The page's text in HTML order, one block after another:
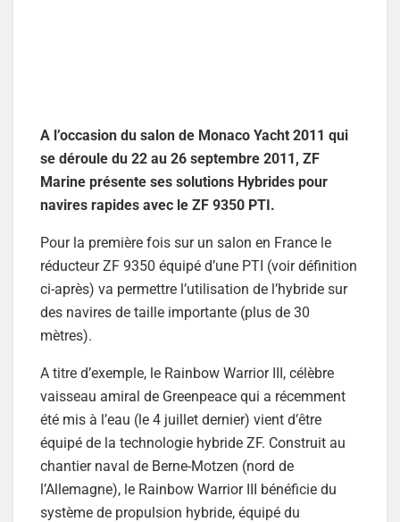
A l’occasion du salon de Monaco Yacht 2011 qui
se déroule du 22 au 26 septembre 2011, ZF
Marine présente ses solutions Hybrides pour
navires rapides avec le ZF 9350 PTI.
Pour la première fois sur un salon en France le
réducteur ZF 9350 équipé d’une PTI (voir définition
ci-après) va permettre l’utilisation de l’hybride sur
des navires de taille importante (plus de 30
mètres).
A titre d’exemple, le Rainbow Warrior III, célèbre
vaisseau amiral de Greenpeace qui a récemment
été mis à l’eau (le 4 juillet dernier) vient d’être
équipé de la technologie hybride ZF. Construit au
chantier naval de Berne-Motzen (nord de
l’Allemagne), le Rainbow Warrior III bénéficie du
système de propulsion hybride, équipé du